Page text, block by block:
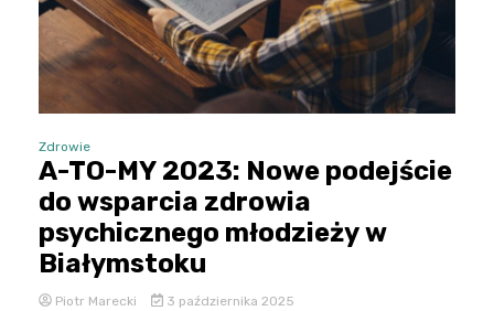
Zdrowie
A-TO-MY 2023: Nowe podejście
do wsparcia zdrowia
psychicznego młodzieży w
Białymstoku
Piotr Marecki 3 października 2025